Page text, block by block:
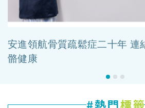
安進領航骨質疏鬆症二十年 連
骼健康